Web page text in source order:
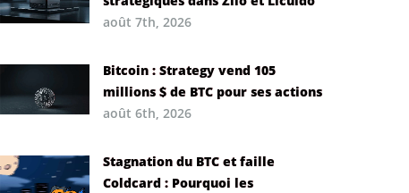
août 7th, 2026
Bitcoin : Strategy vend 105
millions $ de BTC pour ses actions
août 6th, 2026
Stagnation du BTC et faille
Coldcard : Pourquoi les